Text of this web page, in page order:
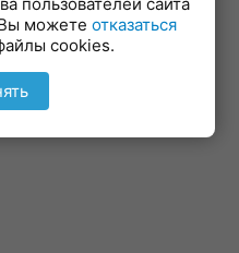
можете отказаться
cookies.